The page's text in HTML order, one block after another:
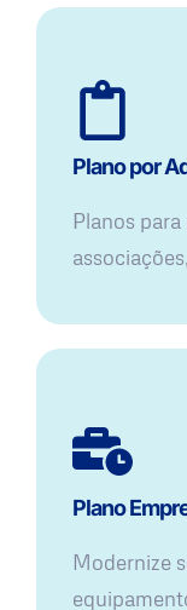
Plano por
Planos
Plano
Modernize